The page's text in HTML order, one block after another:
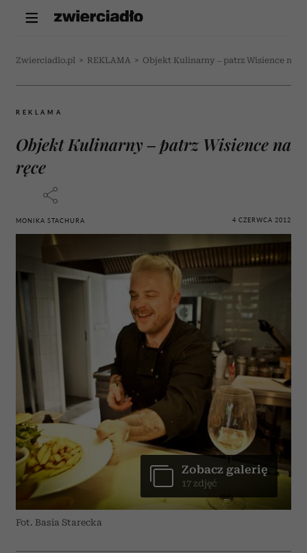
Zwierciadlo.pl > REKLAMA > Objekt Kulinarny – patrz Wisience na
REKLAMA
Objekt Kulinarny – patrz Wisience na
ręce
MONIKA STACHURA 4 CZERWCA 2012
Fot. Basia Starecka
Zobacz galerię
17 zdjęć